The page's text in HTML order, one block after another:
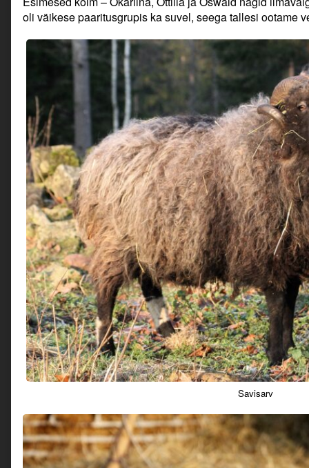
oli väikese paaritusgrupis ka suvel, seega tallesi ootame
Savisarv